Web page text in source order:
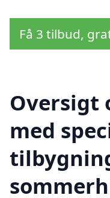
Få 3 tilbud,
Oversigt
med